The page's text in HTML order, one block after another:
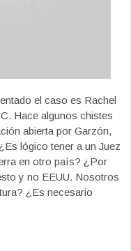
el caso es Rachel
Hace algunos chistes
abierta por Garzón,
lógico tener a un Juez
en otro país? ¿Por
y no EEUU. Nosotros
¿Es necesario